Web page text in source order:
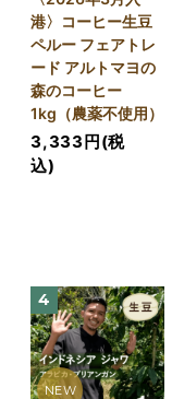
港〉コーヒー生豆
ペルー フェアトレ
ード アルトマヨの
森のコーヒー
1kg（農薬不使用）
3,333円(税
込)
4
NEW